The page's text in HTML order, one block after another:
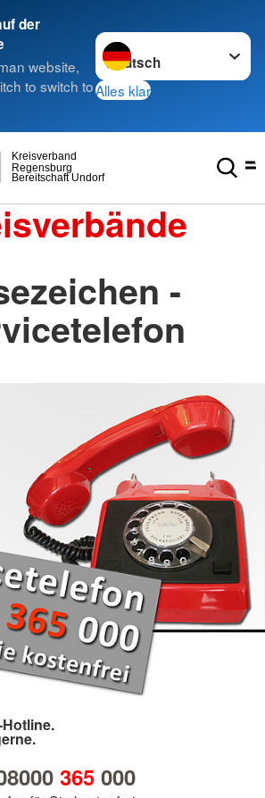
der
website,
to switch to
Sprache wechseln zu
Alles klar
Bereitschaft Undorf
Regensburg
Kreisverband
-
365000